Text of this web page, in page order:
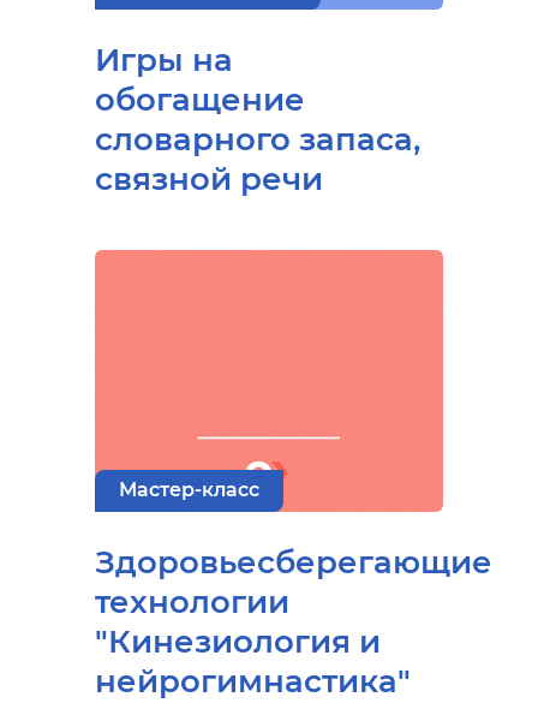
Игры на
обогащение
словарного запаса,
связной речи
Мастер-класс
Здоровьесберегающие
технологии
"Кинезиология и
нейрогимнастика"